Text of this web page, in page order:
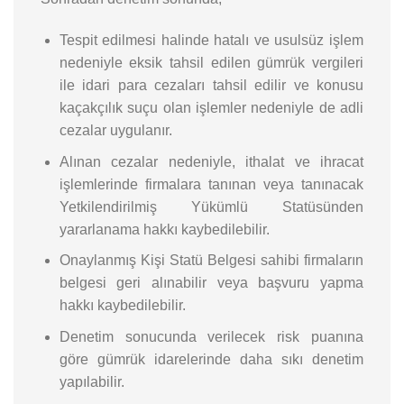
Tespit edilmesi halinde hatalı ve usulsüz işlem
nedeniyle eksik tahsil edilen gümrük vergileri
ile idari para cezaları tahsil edilir ve konusu
kaçakçılık suçu olan işlemler nedeniyle de adli
cezalar uygulanır.
Alınan cezalar nedeniyle, ithalat ve ihracat
işlemlerinde firmalara tanınan veya tanınacak
Yetkilendirilmiş Yükümlü Statüsünden
yararlanama hakkı kaybedilebilir.
Onaylanmış Kişi Statü Belgesi sahibi firmaların
belgesi geri alınabilir veya başvuru yapma
hakkı kaybedilebilir.
Denetim sonucunda verilecek risk puanına
göre gümrük idarelerinde daha sıkı denetim
yapılabilir.